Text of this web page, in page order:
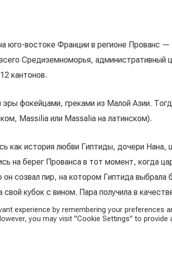
юго-востоке Франции в регионе Прованс
Средиземноморья, административный
кантонов.
фокейцами, греками из Малой Азии.
Massilia или Massalia на латинском).
как история любви Гиптиды, дочери Нана,
на берег Прованса в тот момент, когда
созвал пир, на котором Гиптида выбрала
кубок с вином. Пара получила в
город, названный Массилия.
experience by remembering your preferences
you may visit "Cookie Settings" to provide